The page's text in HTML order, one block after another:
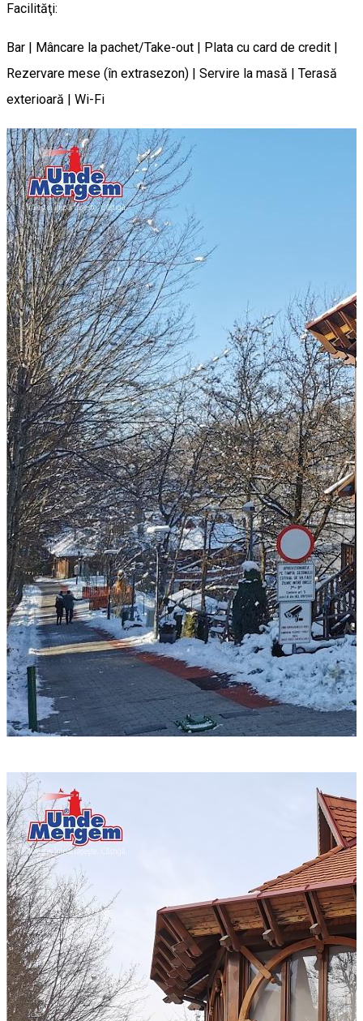
Facilităţi:
Bar | Mâncare la pachet/Take-out | Plata cu card de credit |
Rezervare mese (în extrasezon) | Servire la masă | Terasă
exterioară | Wi-Fi